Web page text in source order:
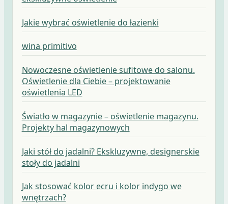
Jakie wybrać oświetlenie do łazienki
wina primitivo
Nowoczesne oświetlenie sufitowe do salonu.
Oświetlenie dla Ciebie – projektowanie
oświetlenia LED
Światło w magazynie – oświetlenie magazynu.
Projekty hal magazynowych
Jaki stół do jadalni? Ekskluzywne, designerskie
stoły do jadalni
Jak stosować kolor ecru i kolor indygo we
wnętrzach?